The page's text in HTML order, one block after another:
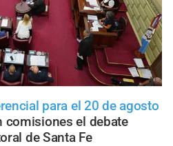
para el 20 de agosto
comisiones el debate
de Santa Fe